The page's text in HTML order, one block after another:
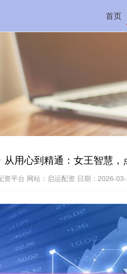
首页
从用心到精通：女王智慧
资平台 网站：启运配资 日期：2026-